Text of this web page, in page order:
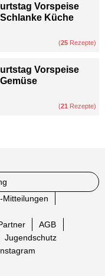
Vorspeise
Küche
(25 Rezepte)
Vorspeise
(21 Rezepte)
Mitteilungen
AGB
Jugendschutz